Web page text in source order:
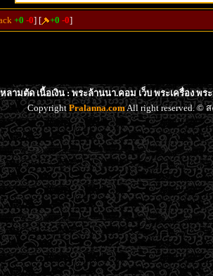
+0 -0] [ +0 -0]
ลามตัด เนื้อเงิน : พระล้านนา.คอม เว็บ พระเครื่อง พ
CopyrightPralanna.comAll right reserved. ©